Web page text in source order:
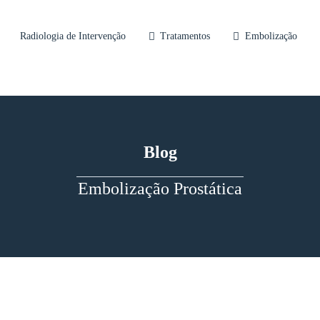
Radiologia de Intervenção Tratamentos Embolização
Blog
Embolização Prostática